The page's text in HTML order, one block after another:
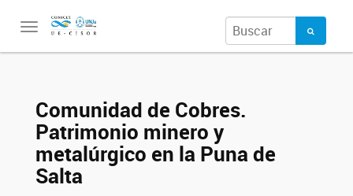
Toggle
Comunidad de Cobres.
Patrimonio minero y
metalúrgico en la Puna de
Salta